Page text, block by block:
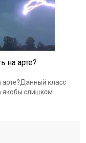
на арте?
арте?Данный класс
якобы слишком